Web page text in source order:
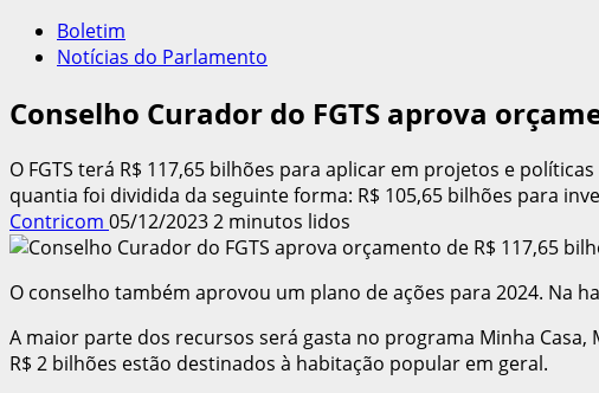
Boletim
Notícias do Parlamento
Conselho Curador do FGTS aprova
O FGTS terá R$ 117,65 bilhões para aplicar em projetos e
quantia foi dividida da seguinte forma: R$ 105,65 bilhões para
Contricom 05/12/20232 minutos lidos
O conselho também aprovou um plano de ações para 2024. Na
A maior parte dos recursos será gasta no programa Minha
R$ 2 bilhões estão destinados à habitação popular em geral.